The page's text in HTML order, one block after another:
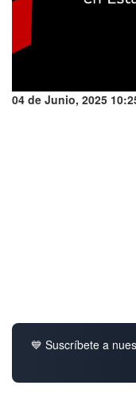
04 de Junio, 2025
💙 Suscríbete a